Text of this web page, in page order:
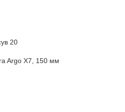
20
Argo X7, 150 мм